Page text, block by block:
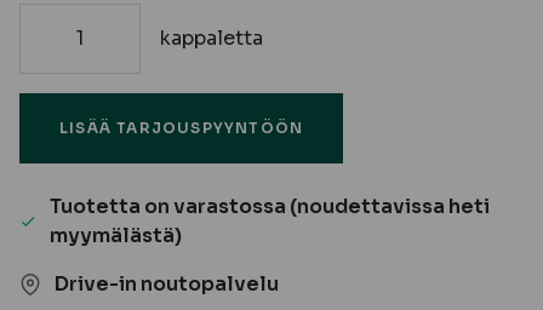
10
määrä
kappaletta
LISÄÄ TARJOUSPYYNTÖÖN
Tuotetta on varastossa (noudettavissa heti
myymälästä)
Drive-in noutopalvelu